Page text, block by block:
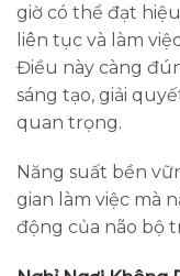
giờ có thể đạt
liên tục và làm
Điều này càng
sáng tạo, giải
quan trọng.
Năng suất bền
gian làm việc mà
động của não bộ